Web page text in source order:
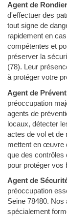
Agent de
d'effectuer des
tout signe de
rapidement en
compétentes et
préserver la
(78). Leur
à protéger votre
Agent de
préoccupation
agents de
locaux, détecter
actes de vol et de
mettent en œuvre
que des contrôles
pour protéger vos
Agent de
préoccupation
Seine 78480.
spécialement